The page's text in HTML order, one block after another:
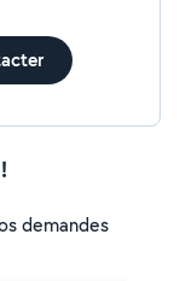
demandes